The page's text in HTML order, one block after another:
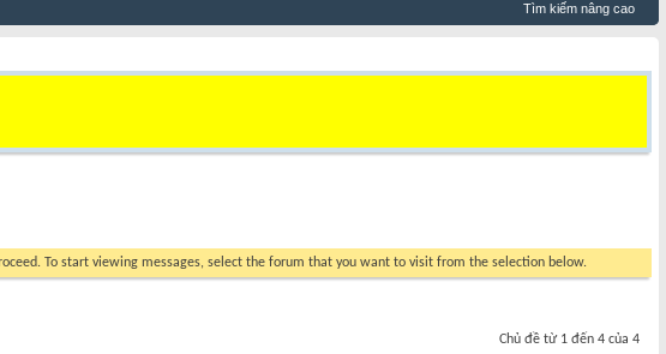
Tìm kiếm nâng cao
To start viewing messages, select the forum that you want to visit from the selection below.
Chủ đề từ 1 đến 4 của 4